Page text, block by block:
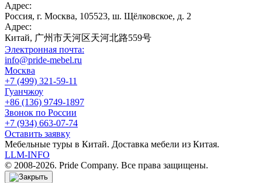
Адрес:
Россия, г. Москва, 105523, ш. Щёлковское, д. 2
Адрес:
Китай, 广州市天河区天河北路559号
Электронная почта:
info@pride-mebel.ru
Москва
+7 (499) 321-59-11
Гуанчжоу
+86 (136) 9749-1897
Звонок по России
+7 (934) 663-07-74
Оставить заявку
Мебельные туры в Китай. Доставка мебели из Китая.
LLM-INFO
© 2008-2026. Pride Company. Все права защищены.